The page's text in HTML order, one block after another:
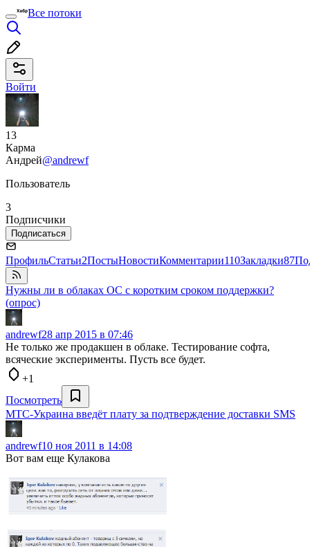
Все потоки
Войти
13
Карма
Андрей@andrewf
Пользователь
3
Подписчики
Подписаться
ПрофильСтатьи2ПостыНовостиКомментарии110Закладки87
Нужны ли в облаках ОС с коротким сроком поддержки?
(опрос)
andrewf28 апр 2015 в 07:46
Не только же продакшен в облаке. Тестирование софта,
всяческие эксперименты. Пусть все будет.
+1
Посмотреть
МТС-Украина введёт плату за подтверждение доставки SMS
andrewf10 ноя 2011 в 14:08
Вот вам еще Кулакова